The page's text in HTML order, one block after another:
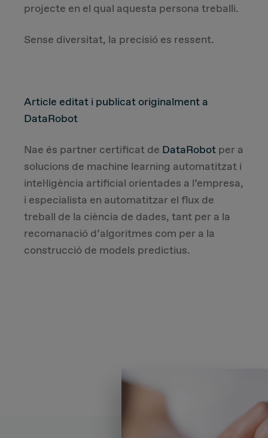
projecte en el qual aquesta persona treballi.
Sense diversitat, la precisió es ressent.
Article editat i publicat originalment a
DataRobot
Nae és partner certificat de DataRobot per a
solucions de machine learning automatitzat i
intel·ligència artificial orientades a l’empresa,
i especialista en automatitzar el flux de
treball de la ciència de dades, tant per a la
recomanació d’algoritmes com per a la
construcció de models predictius.